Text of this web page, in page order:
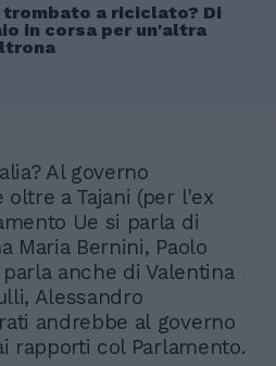
trombato a riciclato? Di
in corsa per un'altra
Al governo
a Tajani (per l'ex
Ue si parla di
Maria Bernini, Paolo
anche di Valentina
Alessandro
andrebbe al governo
rapporti col Parlamento.